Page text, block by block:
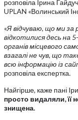
розповіла Ірина
UPLAN «Волинський
«Я відчуваю, що ми за
відкотилися десь на
органів місцевого
взагалі не чув, що
всю інформацію із
розповіла експертка.
Найгірше, каже пані
просто видаляли, її
знищена.